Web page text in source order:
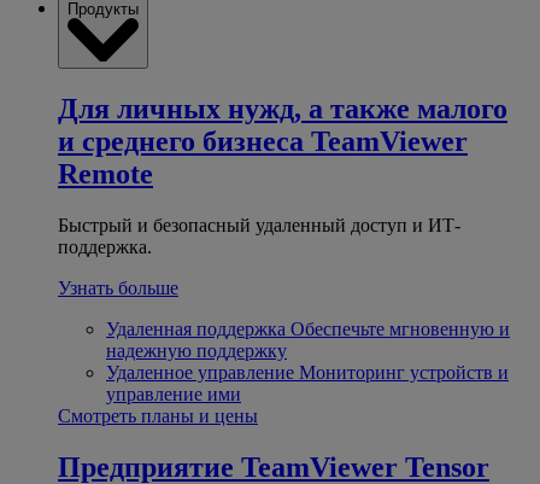
Продукты
Для личных нужд, а также малого
и среднего бизнеса TeamViewer
Remote
Быстрый и безопасный удаленный доступ и ИТ-
поддержка.
Узнать больше
Удаленная поддержка Обеспечьте мгновенную и
надежную поддержку
Удаленное управление Мониторинг устройств и
управление ими
Смотреть планы и цены
Предприятие TeamViewer Tensor